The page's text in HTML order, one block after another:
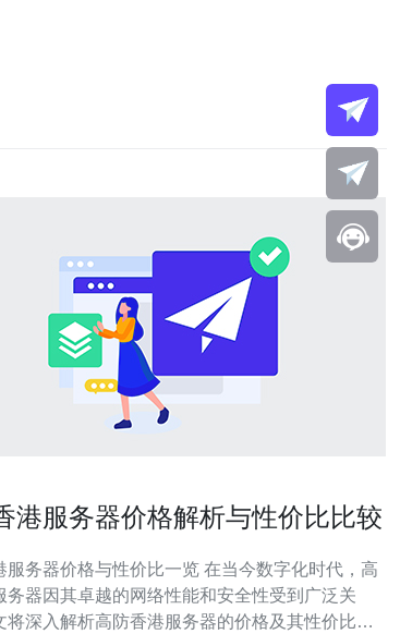
港服务器价格解析与性价比比较
服务器价格与性价比一览 在当今数字化时代，高
务器因其卓越的网络性能和安全性受到广泛关
将深入解析高防香港服务器的价格及其性价比，